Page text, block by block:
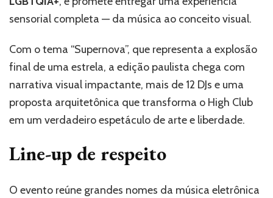
explosivo
sensorial completa — da música ao conceito visual.
Com o tema “Supernova”, que representa a explosão
final de uma estrela, a edição paulista chega com
narrativa visual impactante, mais de 12 DJs e uma
proposta arquitetônica que transforma o High Club
em um verdadeiro espetáculo de arte e liberdade.
Line-up de respeito
O evento reúne grandes nomes da música eletrônica